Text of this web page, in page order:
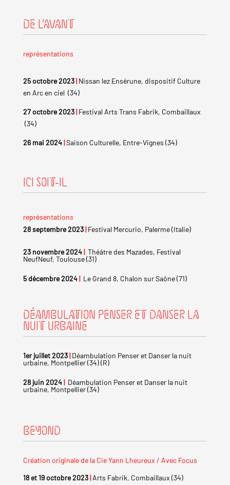
DE L’AVANT
représentations
25 octobre 2023|Nissan lez Ensérune, dispositif Culture
en Arc en ciel (34)
27 octobre 2023|Festival Arts Trans Fabrik, Combaillaux
(34)
26 mai 2024|Saison Culturelle, Entre-Vignes (34)
ICI SOIT-IL
représentations
28 septembre 2023| Festival Mercurio, Palerme (Italie)
23 novembre 2024|Théâtre des Mazades, Festival
NeufNeuf, Toulouse (31)
5 décembre 2024| Le Grand 8, Chalon sur Saône (71)
DÉAMBULATION PENSER ET DANSER LA
NUIT URBAINE
1er juillet 2023|Déambulation Penser et Danser la nuit
urbaine, Montpellier (34) (R)
28 juin 2024| Déambulation Penser et Danser la nuit
urbaine, Montpellier (34)
BEYOND
Création originale de la Cie Yann Lheureux / Avec Focus
18 et 19octobre2023|Arts Fabrik, Combaillaux (34)